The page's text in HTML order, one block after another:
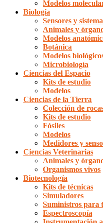
Modelos
Biología
Sensores y
Animales y
Modelos
Botánica
Modelos
Microbiología
Ciencias del Espacio
Kits de estudio
Modelos
Ciencias de la Tierra
Colección de
Kits de estudio
Fósiles
Modelos
Medidores y
Ciencias Veterinarias
Animales y
Organismos vivos
Biotecnología
Kits de técnicas
Simuladores
Suministros para
Espectroscopía